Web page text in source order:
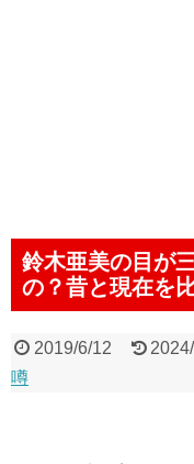
鈴木亜美の目が
の？昔と現在を
2019/6/12
噂